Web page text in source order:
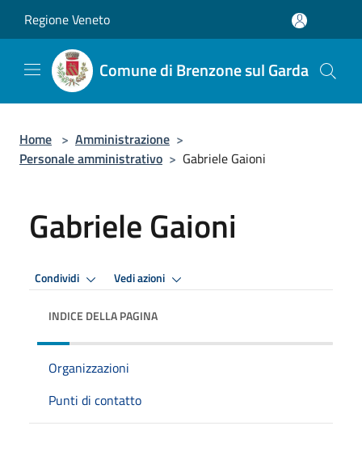
Regione Veneto
Comune di Brenzone sul Garda
Home > Amministrazione >
Personale amministrativo > Gabriele Gaioni
Gabriele Gaioni
Condividi Vedi azioni
INDICE DELLA PAGINA
Organizzazioni
Punti di contatto